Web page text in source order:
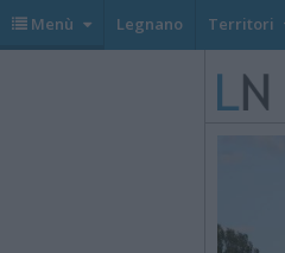
Menù Legnano Territori